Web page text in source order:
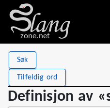
zone.net
Søk
Tilfeldig ord
Definisjon av
Definisjon av «sob story»
Stat
Views
Definitions 1
2026